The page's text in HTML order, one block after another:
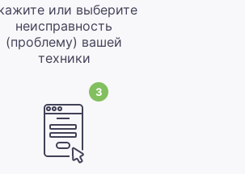
или выберите
неисправность
(проблему) вашей
техники
3